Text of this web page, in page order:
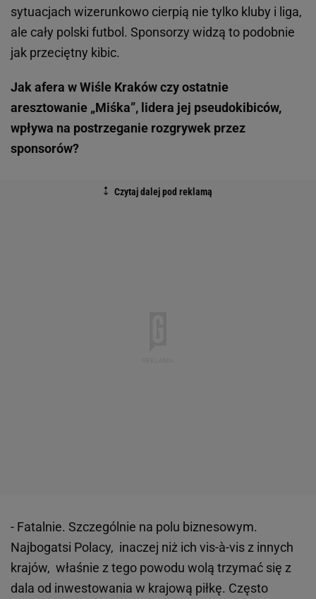
sytuacjach wizerunkowo cierpią nie tylko kluby i liga,
ale cały polski futbol. Sponsorzy widzą to podobnie
jak przeciętny kibic.
Jak afera w Wiśle Kraków czy ostatnie
aresztowanie „Miśka”, lidera jej pseudokibiców,
wpływa na postrzeganie rozgrywek przez
sponsorów?
- Fatalnie. Szczególnie na polu biznesowym.
Najbogatsi Polacy, inaczej niż ich vis-à-vis z innych
krajów, właśnie z tego powodu wolą trzymać się z
dala od inwestowania w krajową piłkę. Często